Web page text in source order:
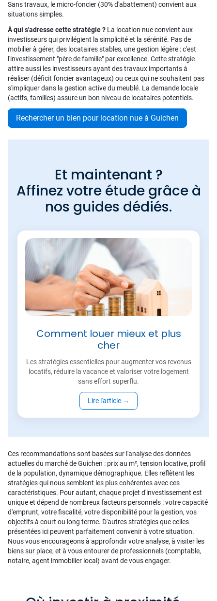
Sans travaux, le micro-foncier (30% d'abattement) convient aux
situations simples.
À qui s'adresse cette stratégie ? La location nue convient aux
investisseurs qui privilégient la simplicité et la sérénité. Pas de
mobilier à gérer, des locataires stables, une gestion légère : c'est
l'investissement "père de famille" par excellence. Cette stratégie
attire aussi les investisseurs ayant des travaux importants à
réaliser (déficit foncier avantageux) ou ceux qui ne souhaitent pas
s'impliquer dans la gestion active du meublé. La demande locale
(actifs, familles) assure un bon niveau de locataires potentiels.
Rechercher un bien pour location nue à Guichen
Et maintenant ?
Affinez votre étude grâce à
nos guides dédiés.
Comment louer mieux et plus
cher
Les stratégies essentielles pour augmenter vos revenus
locatifs, réduire la vacance et valoriser votre logement
sans effort superflu.
Lire l'article →
Ces recommandations sont basées sur l'analyse des données
actuelles du marché de Guichen : prix au m², tension locative, profil
de la population, dynamique démographique. Elles reflètent les
stratégies qui nous semblent les plus cohérentes avec ces
caractéristiques. Pour autant, chaque projet d'investissement est
unique et dépend de nombreux facteurs personnels : votre capacité
d'emprunt, votre fiscalité, votre disponibilité pour la gestion, vos
objectifs à court ou long terme. D'autres stratégies que celles
présentées ici peuvent parfaitement convenir à votre situation.
Nous vous encourageons à approfondir votre analyse, à visiter les
biens sur place, et à vous entourer de professionnels (comptable,
notaire, agent immobilier local) avant de vous engager.